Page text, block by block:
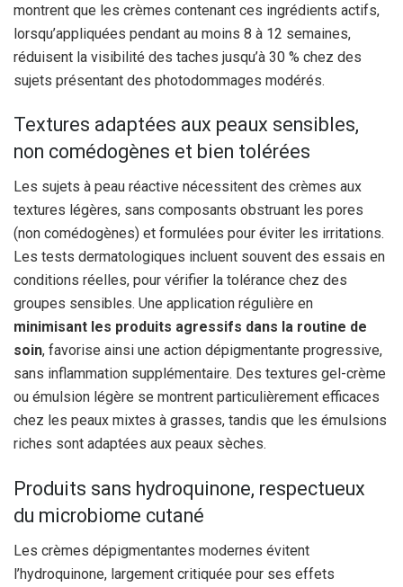
montrent que les crèmes contenant ces ingrédients actifs,
lorsqu’appliquées pendant au moins 8 à 12 semaines,
réduisent la visibilité des taches jusqu’à 30 % chez des
sujets présentant des photodommages modérés.
Textures adaptées aux peaux sensibles,
non comédogènes et bien tolérées
Les sujets à peau réactive nécessitent des crèmes aux
textures légères, sans composants obstruant les pores
(non comédogènes) et formulées pour éviter les irritations.
Les tests dermatologiques incluent souvent des essais en
conditions réelles, pour vérifier la tolérance chez des
groupes sensibles. Une application régulière en
minimisant les produits agressifs dans la routine de
soin, favorise ainsi une action dépigmentante progressive,
sans inflammation supplémentaire. Des textures gel-crème
ou émulsion légère se montrent particulièrement efficaces
chez les peaux mixtes à grasses, tandis que les émulsions
riches sont adaptées aux peaux sèches.
Produits sans hydroquinone, respectueux
du microbiome cutané
Les crèmes dépigmentantes modernes évitent
l’hydroquinone, largement critiquée pour ses effets